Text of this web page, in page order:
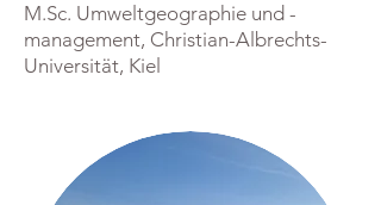
M.Sc. Umweltgeographie und -
management, Christian-Albrechts-
Universität, Kiel